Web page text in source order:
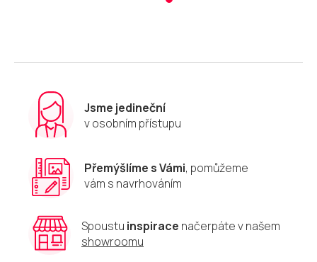
Jsme jedineční
v osobním přístupu
Přemýšlíme s Vámi, pomůžeme
vám s navrhováním
Spoustu inspirace načerpáte v našem
showroomu